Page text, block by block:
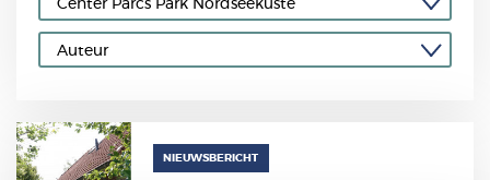
NIEUWSBERICHT